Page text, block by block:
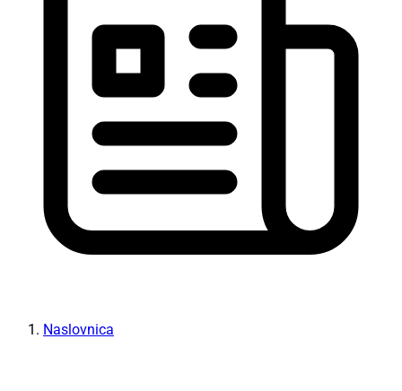
Naslovnica